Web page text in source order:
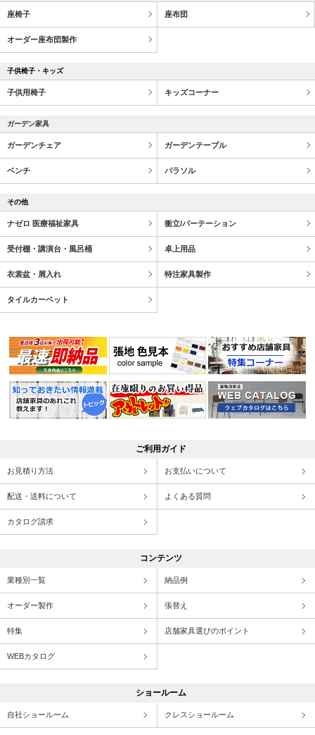
座椅子 座布団
オーダー座布団製作
子供椅子・キッズ
子供用椅子 キッズコーナー
ガーデン家具
ガーデンチェア ガーデンテーブル
ベンチ パラソル
その他
ナゼロ 医療福祉家具 衝立/パーテーション
受付棚・講演台・風呂桶 卓上用品
衣裳盆・屑入れ 特注家具製作
タイルカーペット
ご利用ガイド
お見積り方法 お支払いについて
配送・送料について よくある質問
カタログ請求
コンテンツ
業種別一覧 納品例
オーダー製作 張替え
特集 店舗家具選びのポイント
WEBカタログ
ショールーム
自社ショールーム クレスショールーム